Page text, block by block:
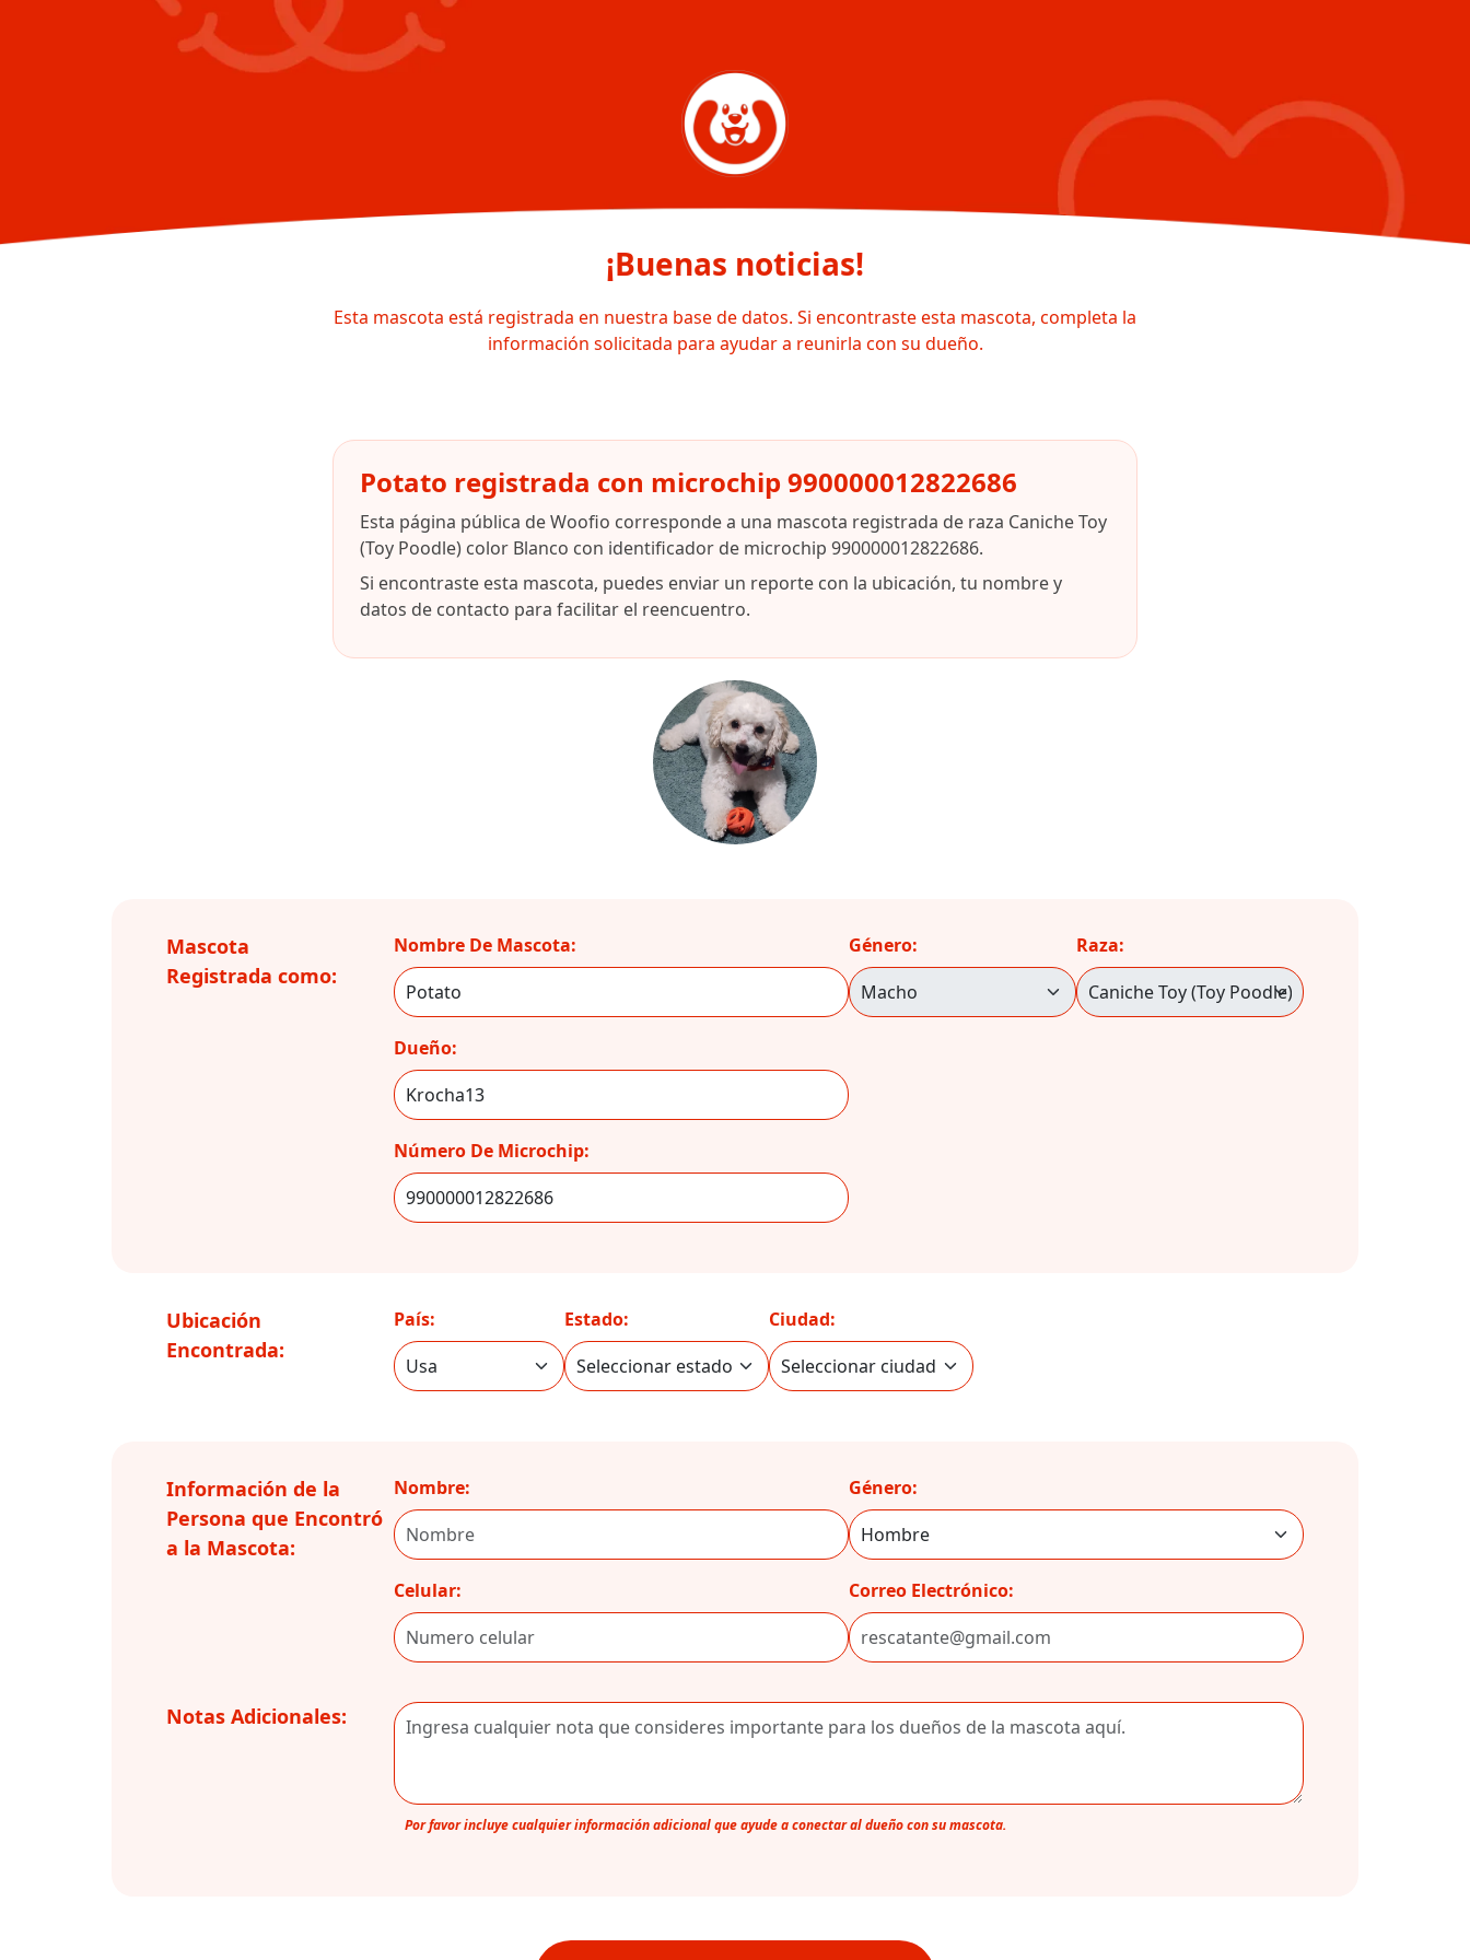
¡Buenas noticias!
Esta mascota está registrada en nuestra base de datos. Si encontraste esta mascota, completa la
información solicitada para ayudar a reunirla con su dueño.
Potato registrada con microchip 990000012822686
Esta página pública de Woofio corresponde a una mascota registrada de raza Caniche Toy
(Toy Poodle) color Blanco con identificador de microchip 990000012822686.
Si encontraste esta mascota, puedes enviar un reporte con la ubicación, tu nombre y
datos de contacto para facilitar el reencuentro.
Mascota
Registrada como:
Nombre De Mascota:
Dueño:
Número De Microchip:
Género: Raza:
Ubicación
Encontrada:
País: Estado: Ciudad:
Información de la
Persona que Encontró
a la Mascota:
Nombre:
Celular:
Género:
Correo Electrónico:
Notas Adicionales:
Por favor incluye cualquier información adicional que ayude a conectar al dueño con su mascota.